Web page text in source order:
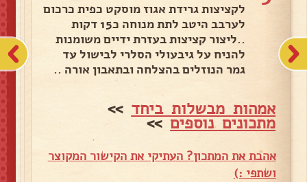
לקציצות גרידת אגוז מוסקט כפית כרכום
לערבב היטב לתת מנוחה כ15 דקות
..ליצור קציצות בעזרת ידיים משומנות
להניח על גיבעולי הסלרי לבישול עד
גמר הנוזלים בהצלחה ובתאבון אורה ..
אמהות מבשלות ביחד >>
מתכונים נוספים>>
אהבת את המתכון? העתיקי את הקישור המקוצר
ושתפי :)